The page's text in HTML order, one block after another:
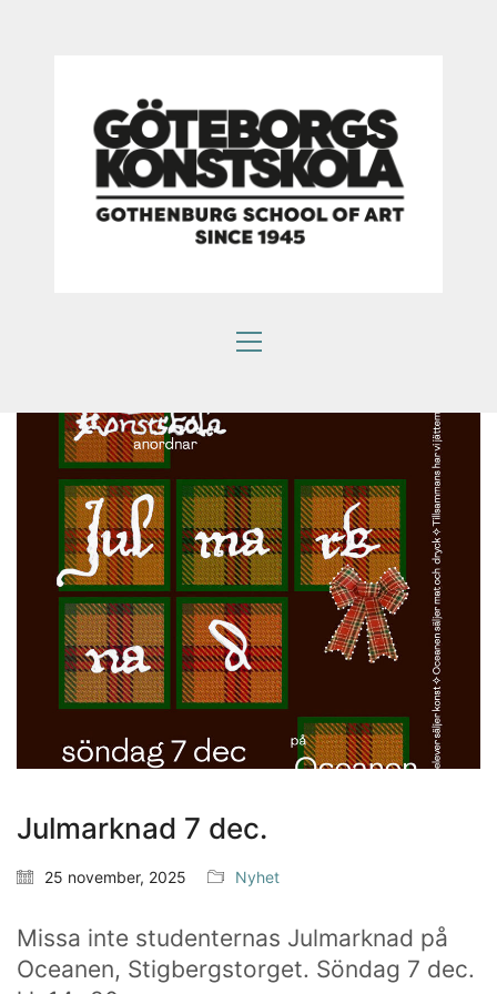
Julmarknad 7 dec.
25 november, 2025 Nyhet
Missa inte studenternas Julmarknad på
Oceanen, Stigbergstorget. Söndag 7 dec.
Som en bra konstskola värnar vi om kreativ
subjektivitet.
Ett eget konstnärlig språk ger kraftfulla verktyg att
själv påverka framtiden.
HITTA OSS
Göteborgs konstskola
Första Långgatan 10,
413 03 Göteborg, Sweden
Telefon:+46 31 14 80 61
info@gbgkonstskola.se